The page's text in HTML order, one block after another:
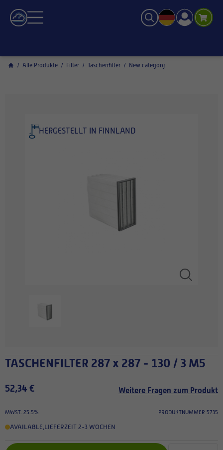
/ Alle Produkte / Filter / Taschenfilter / New category
HERGESTELLT IN FINNLAND
TASCHENFILTER 287 x 287 - 130 / 3 M5
52,34 € Weitere Fragen zum Produkt
MWST. 25.5% PRODUKTNUMMER 5735
AVAILABLE,LIEFERZEIT 2-3 WOCHEN